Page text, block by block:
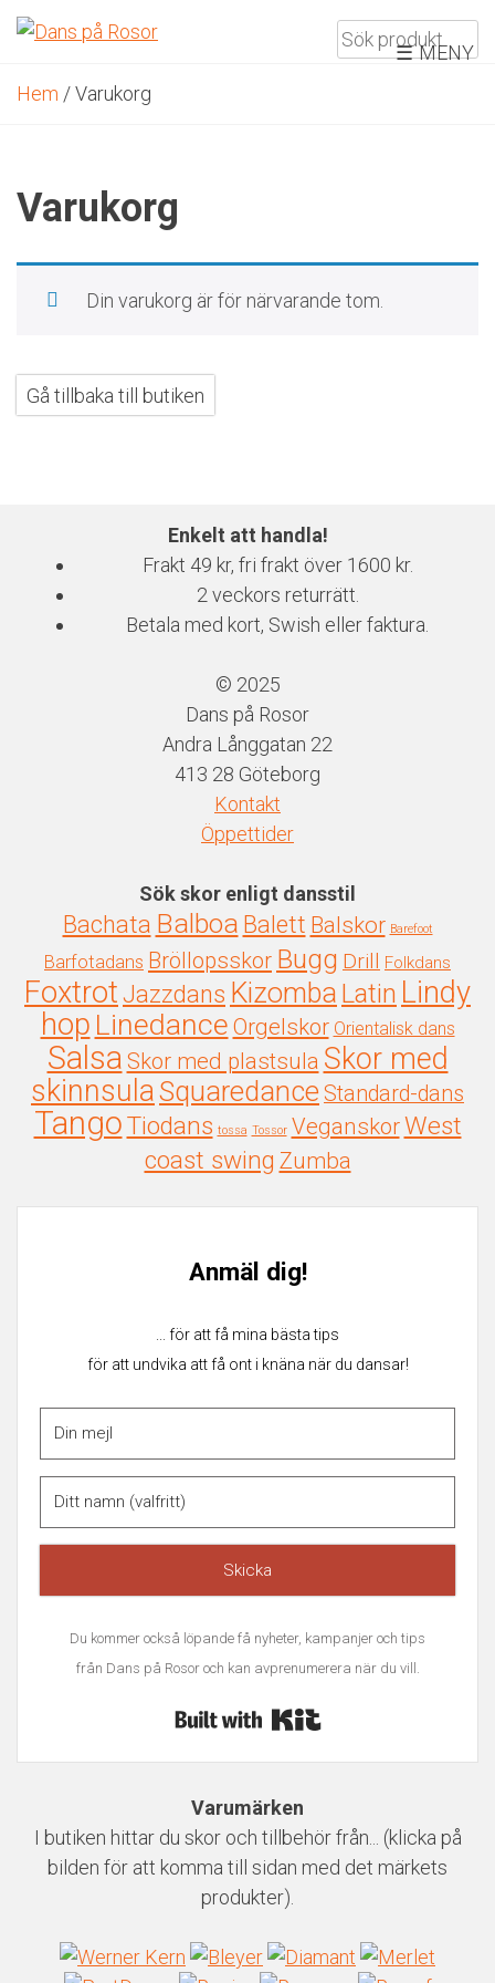
Skip
MENY
Hem / Varukorg
Varukorg
Din varukorg är för närvarande tom.
Gå tillbaka till butiken
Enkelt att handla!
Frakt 49 kr, fri frakt över 1600 kr.
2 veckors returrätt.
Betala med kort, Swish eller faktura.
© 2025
Dans på Rosor
Andra Långgatan 22
413 28 Göteborg
Kontakt
Öppettider
Sök skor enligt dansstil
Bachata Balboa Balett Balskor Barefoot
Barfotadans Bröllopsskor Bugg Drill Folkdans
Foxtrot Jazzdans Kizomba Latin Lindy
hop Linedance Orgelskor Orientalisk dans
Salsa Skor med plastsula Skor med
skinnsulaSquaredanceStandard-dans
TangoTiodans tossa Tossor VeganskorWest
coast swing Zumba
Anmäl dig!
... för att få mina bästa tips
för att undvika att få ont i knäna när du dansar!
Skicka
Du kommer också löpande få nyheter, kampanjer och tips
från Dans på Rosor och kan avprenumerera när du vill.
Varumärken
I butiken hittar du skor och tillbehör från... (klicka på
bilden för att komma till sidan med det märkets
produkter).